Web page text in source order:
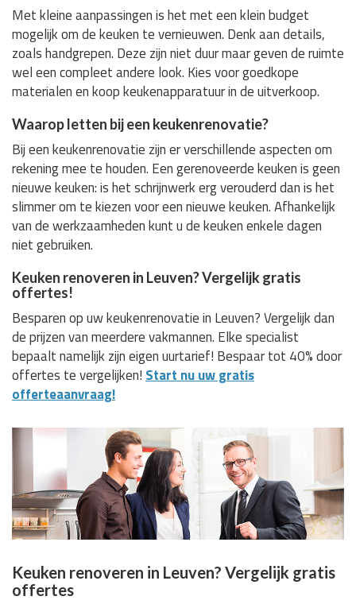
Met kleine aanpassingen is het met een klein budget
mogelijk om de keuken te vernieuwen. Denk aan details,
zoals handgrepen. Deze zijn niet duur maar geven de ruimte
wel een compleet andere look. Kies voor goedkope
materialen en koop keukenapparatuur in de uitverkoop.
Waarop letten bij een keukenrenovatie?
Bij een keukenrenovatie zijn er verschillende aspecten om
rekening mee te houden. Een gerenoveerde keuken is geen
nieuwe keuken: is het schrijnwerk erg verouderd dan is het
slimmer om te kiezen voor een nieuwe keuken. Afhankelijk
van de werkzaamheden kunt u de keuken enkele dagen
niet gebruiken.
Keuken renoveren in Leuven? Vergelijk gratis
offertes!
Besparen op uw keukenrenovatie in Leuven? Vergelijk dan
de prijzen van meerdere vakmannen. Elke specialist
bepaalt namelijk zijn eigen uurtarief! Bespaar tot 40% door
offertes te vergelijken! Start nu uw gratis
offerteaanvraag!
Keuken renoveren in Leuven? Vergelijk gratis
offertes